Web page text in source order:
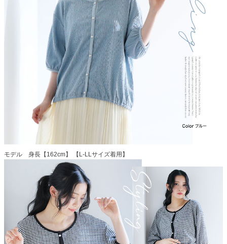
モデル 身長【162cm】 【L-LLサイズ着用】